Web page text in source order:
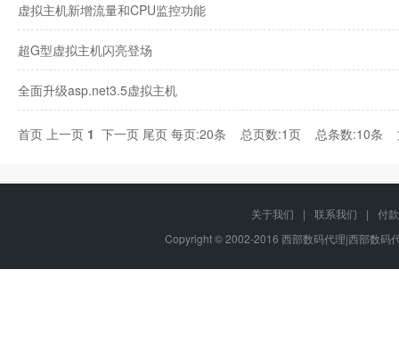
虚拟主机新增流量和CPU监控功能
超G型虚拟主机闪亮登场
全面升级asp.net3.5虚拟主机
首页 上一页 1 下一页 尾页 每页:20条 总页数:1页 总条数:10条
关于我们 | 联系我们 |
付
Copyright © 2002-2016 西部数码代理|西部数